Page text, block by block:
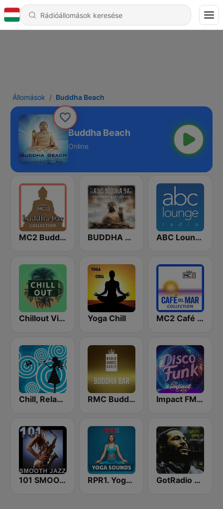
Állomások Buddha Beach
Buddha Beach
Online
MC2 Buddha-Bar Collection BUDDHA BAR ABC Lounge Jazz
Chillout Vibes Yoga Chill MC2 Café Del Mar Collection
Chill, Relaxing, Positive RMC Buddha-Bar Monte Carlo Impact FM - Disco Funk
101 SMOOTH JAZZ RPR1. Yoga Sounds GotRadio - R&B Classics